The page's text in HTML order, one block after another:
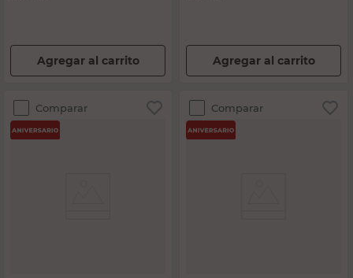
Agregar al carrito Agregar al carrito
Comparar Comparar